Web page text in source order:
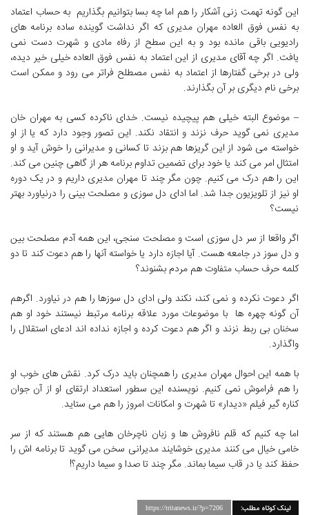
این گونه تهمت زنی آشکار را هم اما چه بسا بتوانیم بگذاریم به حساب اعتماد
به نفس فوق العاده مهران مدیری که اگر نداشت گوینده ساده برنامه های
رادیویی باقی مانده بود و به این سطح از رفاه مادی و شهرت دست نمی
یافت. اگر چه آقای مدیری از این اعتماد به نفس فوق العاده خیلی خیر دیده،
ولی در برخی گفتارها از اعتماد به نفس مصطلح فراتر می رود و ممکن است
برخی نام دیگری بر آن بگذارند.
– موضوع البته خیلی هم پیچیده نیست. خدای ناکرده کسی به مهران خان
مدیری نمی گوید حرف نزند و انتقاد نکند. این تصور وجود دارد که یا از او
خواسته می شود از این گریزها هم بزند تا کسانی و مدیرانی را خوش آید و او
امتثال امر می کند یا خود برای تضمین تداوم برنامه هر از گاهی چنین می کند.
این را هم درک می کنیم. چون مگر چند تا مهران مدیری داریم و در یک دوره
او نیز از تلویزیون جدا شد. اما ادای دل سوزی و مصلحت بینی را درنیاورد بهتر
نیست؟
اگر واقعا از سر دل سوزی است و مصلحت سنجی، این همه آدم مصلحت بین
و دل سوز در جامعه هست. آیا اجازه دارد یا خواسته آنها را هم دعوت کند تا دو
کلمه حرف حساب متفاوت هم مردم بشنوند؟
اگر دعوت نکرده و نمی کند، نکند ولی ادای دل سوزها را هم در نیاورد. اگرهم
آن گونه چهره ها با موضوعات مورد علاقه برنامه مرتبط نیستند خود او هم
سخنان بی ربط نزند و اگر هم دعوت کرده و اجازه نداده اند ادعای استقلال را
واگذارد.
با همه این احوال مهران مدیری را همچنان باید درک کرد. نقش های خوب او
را هم فراموش نمی کنیم. نویسنده این سطور استعداد ارتقای او از آن جوان
کناره گیر فیلم «دیدار» تا شهرت و امکانات امروز را هم می ستاید.
اما چه کنیم که قلم نافروش ها و زبان ناچرخان هایی هم هستند که از سر
خامی خیال می کنند مدیری خوشایند مدیرانی سخن می گوید تا برنامه اش را
حفظ کند یا در قاب سیما بماند. مگر چند تا صدا و سیما داریم؟!
لینک کوتاه مطلب: https://tritanews.ir/?p=7206